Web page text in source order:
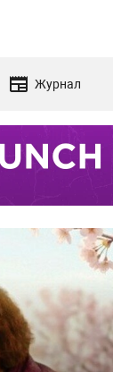
Журнал